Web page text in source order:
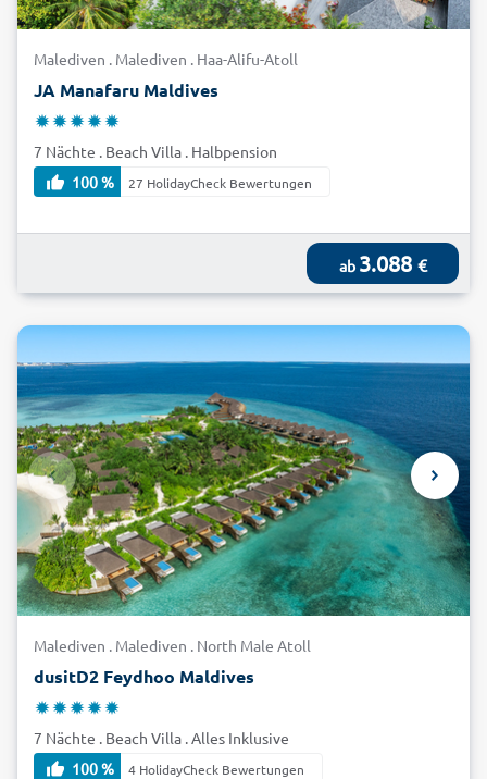
Malediven . Malediven . Haa-Alifu-Atoll
JA Manafaru Maldives
7 Nächte . Beach Villa . Halbpension
100 %
27 HolidayCheck Bewertungen
ab 3.088 €
Malediven . Malediven . North Male Atoll
dusitD2 Feydhoo Maldives
7 Nächte . Beach Villa . Alles Inklusive
100 %
4 HolidayCheck Bewertungen